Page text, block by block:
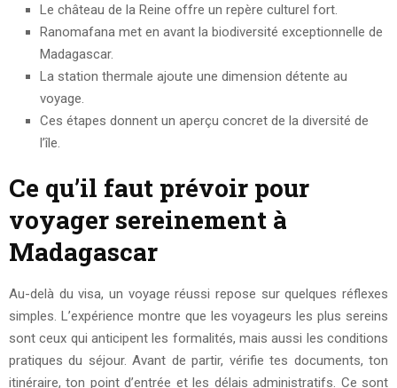
Le château de la Reine offre un repère culturel fort.
Ranomafana met en avant la biodiversité exceptionnelle de
Madagascar.
La station thermale ajoute une dimension détente au
voyage.
Ces étapes donnent un aperçu concret de la diversité de
l’île.
Ce qu’il faut prévoir pour
voyager sereinement à
Madagascar
Au-delà du visa, un voyage réussi repose sur quelques réflexes
simples. L’expérience montre que les voyageurs les plus sereins
sont ceux qui anticipent les formalités, mais aussi les conditions
pratiques du séjour. Avant de partir, vérifie tes documents, ton
itinéraire, ton point d’entrée et les délais administratifs. Ce sont